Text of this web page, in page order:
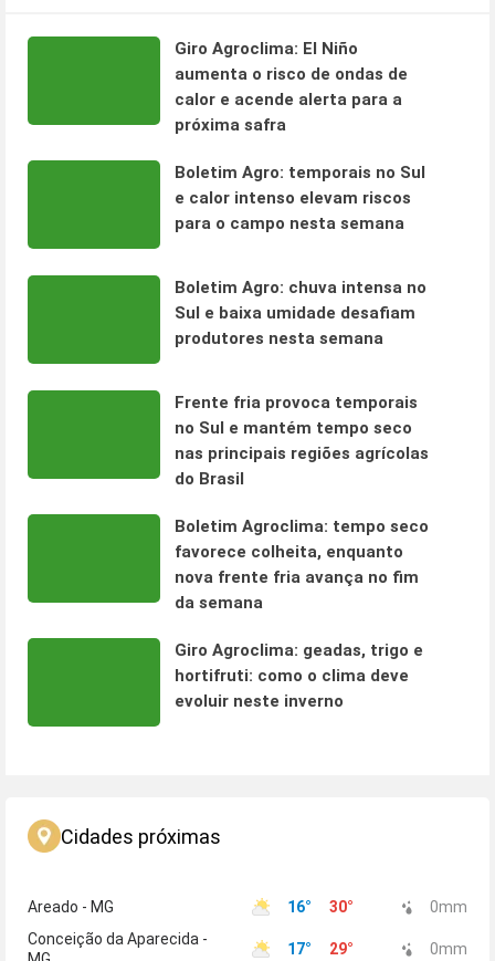
Giro Agroclima: El Niño
aumenta o risco de ondas de
calor e acende alerta para a
próxima safra
Boletim Agro: temporais no Sul
e calor intenso elevam riscos
para o campo nesta semana
Boletim Agro: chuva intensa no
Sul e baixa umidade desafiam
produtores nesta semana
Frente fria provoca temporais
no Sul e mantém tempo seco
nas principais regiões agrícolas
do Brasil
Boletim Agroclima: tempo seco
favorece colheita, enquanto
nova frente fria avança no fim
da semana
Giro Agroclima: geadas, trigo e
hortifruti: como o clima deve
evoluir neste inverno
Cidades próximas
Areado - MG 16° 30° 0mm
Conceição da Aparecida -
17° 29° 0mm